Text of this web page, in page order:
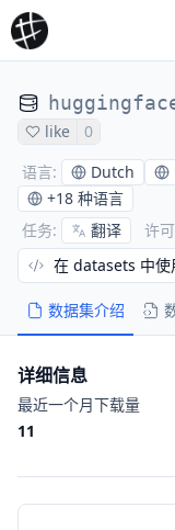
like
0
语言: Dutch
+18 种语言
任务: 翻译 许
数据集介绍
在 datasets 中使
详细信息
最近一个月下载量
11